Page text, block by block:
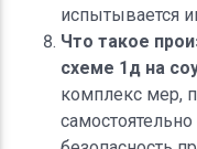
испытывается
Что такое
схеме 1д на
комплекс мер,